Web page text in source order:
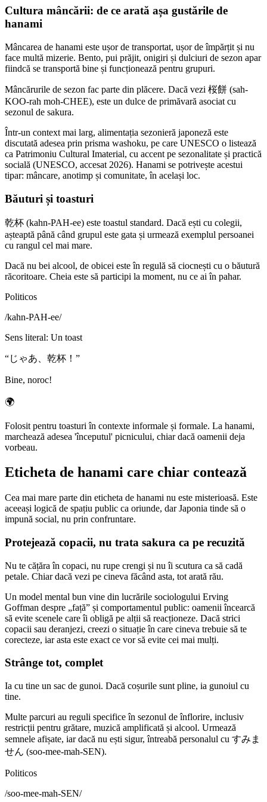
Cultura mâncării: de ce arată așa gustările de
hanami
Mâncarea de hanami este ușor de transportat, ușor de împărțit și nu
face multă mizerie. Bento, pui prăjit, onigiri și dulciuri de sezon apar
fiindcă se transportă bine și funcționează pentru grupuri.
Mâncărurile de sezon fac parte din plăcere. Dacă vezi 桜餅 (sah-
KOO-rah moh-CHEE), este un dulce de primăvară asociat cu
sezonul de sakura.
Într-un context mai larg, alimentația sezonieră japoneză este
discutată adesea prin prisma washoku, pe care UNESCO o listează
ca Patrimoniu Cultural Imaterial, cu accent pe sezonalitate și practică
socială (UNESCO, accesat 2026). Hanami se potrivește acestui
tipar: mâncare, anotimp și comunitate, în același loc.
Băuturi și toasturi
乾杯 (kahn-PAH-ee) este toastul standard. Dacă ești cu colegii,
așteaptă până când grupul este gata și urmează exemplul persoanei
cu rangul cel mai mare.
Dacă nu bei alcool, de obicei este în regulă să ciocnești cu o băutură
răcoritoare. Cheia este să participi la moment, nu ce ai în pahar.
Politicos
/kahn-PAH-ee/
Sens literal: Un toast
“じゃあ、乾杯！ ”
Bine, noroc!
🌍
Folosit pentru toasturi în contexte informale și formale. La hanami,
marchează adesea 'începutul' picnicului, chiar dacă oamenii deja
vorbeau.
Eticheta de hanami care chiar contează
Cea mai mare parte din eticheta de hanami nu este misterioasă. Este
aceeași logică de spațiu public ca oriunde, dar Japonia tinde să o
impună social, nu prin confruntare.
Protejează copacii, nu trata sakura ca pe recuzită
Nu te cățăra în copaci, nu rupe crengi și nu îi scutura ca să cadă
petale. Chiar dacă vezi pe cineva făcând asta, tot arată rău.
Un model mental bun vine din lucrările sociologului Erving
Goffman despre „față” și comportamentul public: oamenii încearcă
să evite scenele care îi obligă pe alții să reacționeze. Dacă strici
copacii sau deranjezi, creezi o situație în care cineva trebuie să te
corecteze, iar asta este exact ce vor să evite cei mai mulți.
Strânge tot, complet
Ia cu tine un sac de gunoi. Dacă coșurile sunt pline, ia gunoiul cu
tine.
Multe parcuri au reguli specifice în sezonul de înflorire, inclusiv
restricții pentru grătare, muzică amplificată și alcool. Urmează
semnele afișate, iar dacă nu ești sigur, întreabă personalul cu すみま
せん (soo-mee-mah-SEN).
Politicos
/soo-mee-mah-SEN/